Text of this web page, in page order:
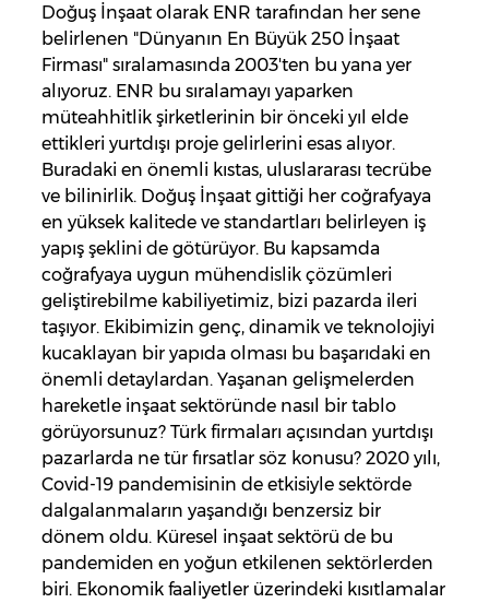
Doğuş İnşaat olarak ENR tarafından her sene
belirlenen "Dünyanın En Büyük 250 İnşaat
Firması" sıralamasında 2003'ten bu yana yer
alıyoruz. ENR bu sıralamayı yaparken
müteahhitlik şirketlerinin bir önceki yıl elde
ettikleri yurtdışı proje gelirlerini esas alıyor.
Buradaki en önemli kıstas, uluslararası tecrübe
ve bilinirlik. Doğuş İnşaat gittiği her coğrafyaya
en yüksek kalitede ve standartları belirleyen iş
yapış şeklini de götürüyor. Bu kapsamda
coğrafyaya uygun mühendislik çözümleri
geliştirebilme kabiliyetimiz, bizi pazarda ileri
taşıyor. Ekibimizin genç, dinamik ve teknolojiyi
kucaklayan bir yapıda olması bu başarıdaki en
önemli detaylardan. Yaşanan gelişmelerden
hareketle inşaat sektöründe nasıl bir tablo
görüyorsunuz? Türk firmaları açısından yurtdışı
pazarlarda ne tür fırsatlar söz konusu? 2020 yılı,
Covid-19 pandemisinin de etkisiyle sektörde
dalgalanmaların yaşandığı benzersiz bir
dönem oldu. Küresel inşaat sektörü de bu
pandemiden en yoğun etkilenen sektörlerden
biri. Ekonomik faaliyetler üzerindeki kısıtlamalar